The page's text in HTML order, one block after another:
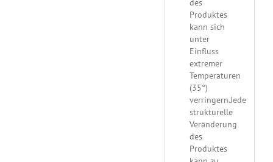
des
Produktes
kann sich
unter
Einfluss
extremer
Temperaturen
(35°)
verringern.Jede
strukturelle
Veränderung
des
Produktes